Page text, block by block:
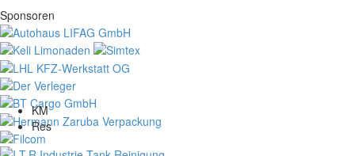
Sponsoren
KM
Res